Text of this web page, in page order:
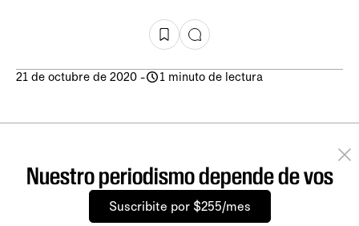
21 de octubre de 2020 - 1 minuto de lectura
Nuestro periodismo depende de vos
Suscribite por $255/mes